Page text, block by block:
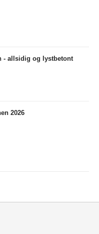
- allsidig og lystbetont
2026